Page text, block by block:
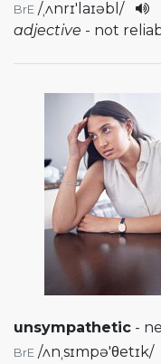
BrE /ˌʌnrɪ'laɪəbl /
adjective - not
unsympathetic -
BrE /ʌnˌsɪmpə'θetɪk/